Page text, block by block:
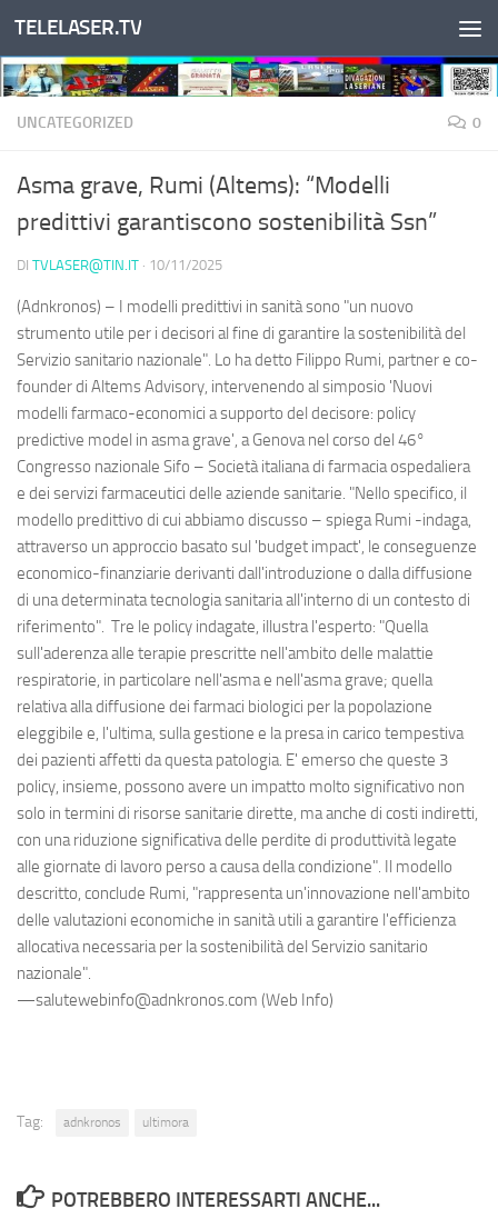
Salta al contenuto
TELELASER.TV
UNCATEGORIZED 0
Asma grave, Rumi (Altems): “Modelli
predittivi garantiscono sostenibilità Ssn”
DI TVLASER@TIN.IT · 10/11/2025
(Adnkronos) – I modelli predittivi in sanità sono "un nuovo
strumento utile per i decisori al fine di garantire la sostenibilità del
Servizio sanitario nazionale". Lo ha detto Filippo Rumi, partner e co-
founder di Altems Advisory, intervenendo al simposio 'Nuovi
modelli farmaco-economici a supporto del decisore: policy
predictive model in asma grave', a Genova nel corso del 46°
Congresso nazionale Sifo – Società italiana di farmacia ospedaliera
e dei servizi farmaceutici delle aziende sanitarie. "Nello specifico, il
modello predittivo di cui abbiamo discusso – spiega Rumi -indaga,
attraverso un approccio basato sul 'budget impact', le conseguenze
economico-finanziarie derivanti dall'introduzione o dalla diffusione
di una determinata tecnologia sanitaria all'interno di un contesto di
riferimento". Tre le policy indagate, illustra l'esperto: "Quella
sull'aderenza alle terapie prescritte nell'ambito delle malattie
respiratorie, in particolare nell'asma e nell'asma grave; quella
relativa alla diffusione dei farmaci biologici per la popolazione
eleggibile e, l'ultima, sulla gestione e la presa in carico tempestiva
dei pazienti affetti da questa patologia. E' emerso che queste 3
policy, insieme, possono avere un impatto molto significativo non
solo in termini di risorse sanitarie dirette, ma anche di costi indiretti,
con una riduzione significativa delle perdite di produttività legate
alle giornate di lavoro perso a causa della condizione". Il modello
descritto, conclude Rumi, "rappresenta un'innovazione nell'ambito
delle valutazioni economiche in sanità utili a garantire l'efficienza
allocativa necessaria per la sostenibilità del Servizio sanitario
nazionale".
—salutewebinfo@adnkronos.com (Web Info)
Tag: adnkronos ultimora
POTREBBERO INTERESSARTI ANCHE...